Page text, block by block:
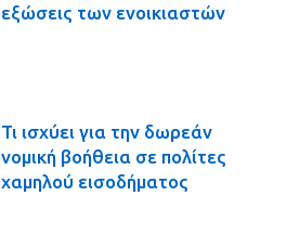
εξώσεις των ενοικιαστών
Τι ισχύει για την δωρεάν
νομική βοήθεια σε πολίτες
χαμηλού εισοδήματος